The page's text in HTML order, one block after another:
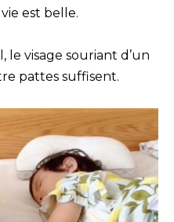
est belle.
le visage souriant d’un
pattes suffisent.